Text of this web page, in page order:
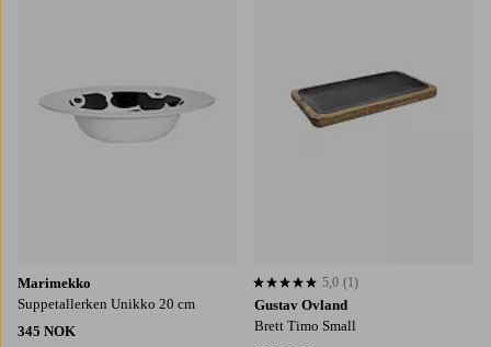
Marimekko
Suppetallerken Unikko 20 cm
345 NOK
Gustav Ovland
Brett Timo Small
5,0 basert på 1 karaktergivninger
5,0 (1)